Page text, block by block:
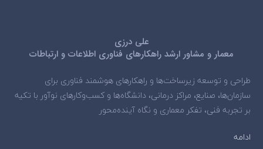
علی درزی
معمار و مشاور ارشد راهکارهای فناوری اطلاعات و ارتباطات
طراحی و توسعه زیرساخت‌ها و راهکارهای هوشمند فناوری برای
سازمان‌ها، صنایع، مراکز درمانی، دانشگاه‌ها و کسب‌وکارهای نوآور با تکیه
بر تجربه فنی، تفکر معماری و نگاه آینده‌محور
ادامه